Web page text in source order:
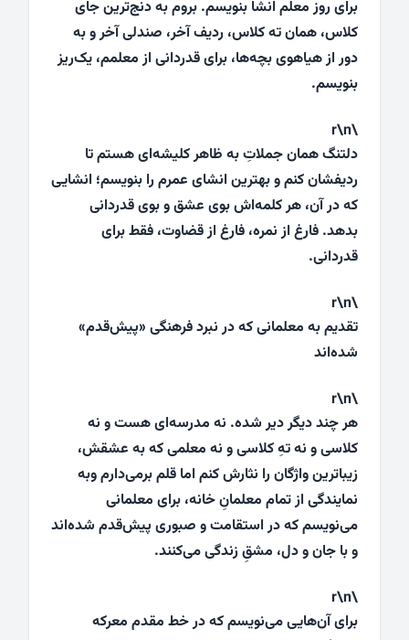
برای روز معلم انشا بنویسم. بروم به دنج‌ترین جای
کلاس، همان ته کلاس، ردیف آخر، صندلی آخر و به
دور از هیاهوی بچه‌ها، برای قدردانی از معلمم، یک‌ریز
بنویسم.
\r\n
دلتنگ همان جملاتِ به ظاهر کلیشه‌ای هستم تا
ردیفشان کنم و بهترین انشای عمرم را بنویسم؛ انشایی
که در آن، هر کلمه‌اش بوی عشق و بوی قدردانی
بدهد. فارغ از نمره، فارغ از قضاوت، فقط برای
قدردانی.
\r\n
تقدیم به معلمانی که در نبرد فرهنگی «پیش‌قدم»
شده‌اند
\r\n
هر چند دیگر دیر شده. نه مدرسه‌ای هست و نه
کلاسی و نه تهِ کلاسی و نه معلمی که به عشقش،
زیباترین واژگان را نثارش کنم اما قلم برمی‌دارم وبه
نمایندگی از تمام معلمانِ خانه، برای معلمانی
می‌نویسم که در استقامت و صبوری پیش‌قدم شده‌اند
و با جان و دل، مشقِ زندگی می‌کنند.
\r\n
برای آن‌هایی می‌نویسم که در خط مقدم معرکه